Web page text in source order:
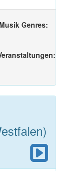
Musik Genres: